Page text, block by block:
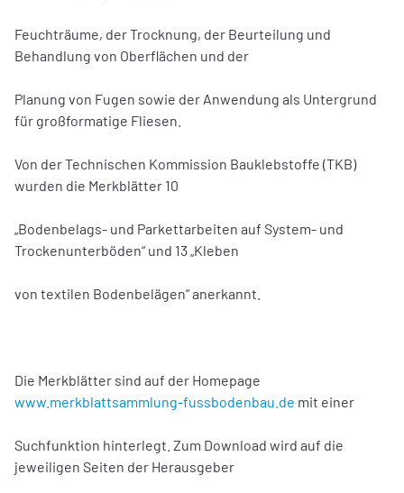
Feuchträume, der Trocknung, der Beurteilung und
Behandlung von Oberflächen und der
Planung von Fugen sowie der Anwendung als Untergrund
für großformatige Fliesen.
Von der Technischen Kommission Bauklebstoffe (TKB)
wurden die Merkblätter 10
„Bodenbelags- und Parkettarbeiten auf System- und
Trockenunterböden“ und 13 „Kleben
von textilen Bodenbelägen“ anerkannt.
Die Merkblätter sind auf der Homepage
www.merkblattsammlung-fussbodenbau.de mit einer
Suchfunktion hinterlegt. Zum Download wird auf die
jeweiligen Seiten der Herausgeber